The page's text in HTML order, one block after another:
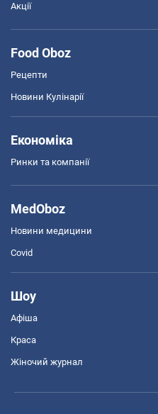
Акції
Food Oboz
Рецепти
Новини Кулінарії
Економіка
Ринки та компанії
MedOboz
Новини медицини
Covid
Шоу
Афіша
Краса
Жіночий журнал